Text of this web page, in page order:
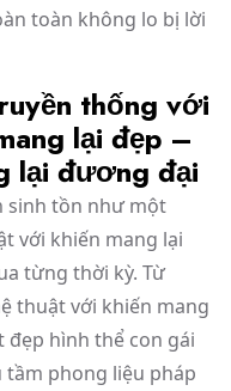
toàn không lo bị lời
thống với
lại đẹp –
lại đương đại
sinh tồn như một
với khiến mang lại
từng thời kỳ. Từ
thuật với khiến mang
hình thể con gái
phong liệu pháp